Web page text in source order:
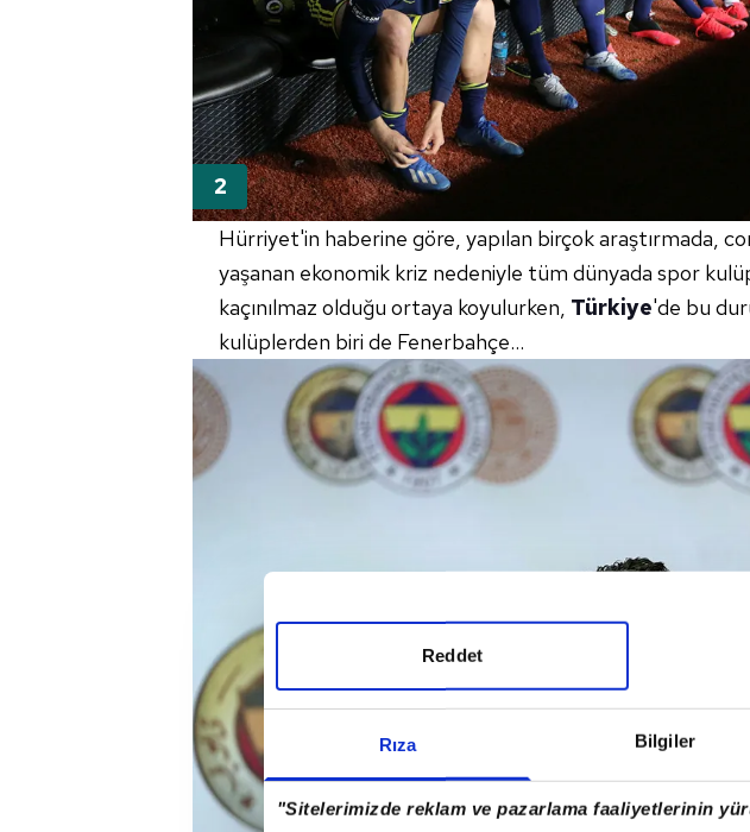
Rıza Bilgiler
"Sitelerimizde reklam ve pazarlama faaliyetlerinin
Reddet
Hürriyet'in haberine göre, yapılan birçok araştırmada,
yaşanan ekonomik kriz nedeniyle tüm dünyada spor
kaçınılmaz olduğu ortaya koyulurken, Türkiye'de bu
kulüplerden biri de Fenerbahçe...